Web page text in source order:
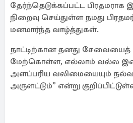
தேர்ந்தெடுக்கப்பட்ட பிரதமராக
நிறைவு செய்துள்ள நமது
மனமார்ந்த வாழ்த்துகள்.
நாட்டிற்கான தனது சேவையைத்
மேற்கொள்ள, எல்லாம் வல்ல
அளப்பரிய வலிமையையும்
அருளட்டும்” என்று